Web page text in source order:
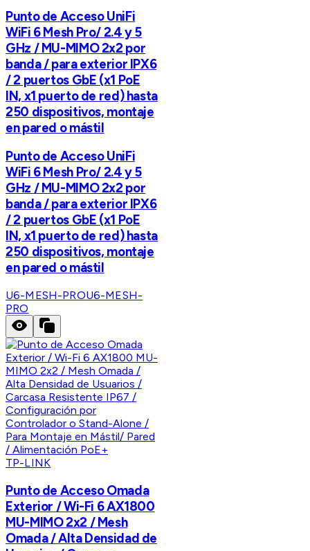
Punto de Acceso UniFi
WiFi 6 Mesh Pro/ 2.4 y 5
GHz / MU-MIMO 2x2 por
banda / para exterior IPX6
/ 2 puertos GbE (x1 PoE
IN, x1 puerto de red) hasta
250 dispositivos, montaje
en pared o mástil
Punto de Acceso UniFi
WiFi 6 Mesh Pro/ 2.4 y 5
GHz / MU-MIMO 2x2 por
banda / para exterior IPX6
/ 2 puertos GbE (x1 PoE
IN, x1 puerto de red) hasta
250 dispositivos, montaje
en pared o mástil
U6-MESH-PROU6-MESH-
PRO
TP-LINK
Punto de Acceso Omada
Exterior / Wi-Fi 6 AX1800
MU-MIMO 2x2 / Mesh
Omada / Alta Densidad de